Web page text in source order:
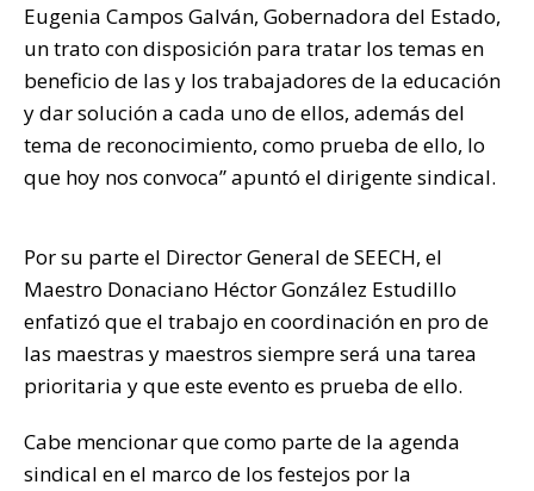
Eugenia Campos Galván, Gobernadora del Estado,
un trato con disposición para tratar los temas en
beneficio de las y los trabajadores de la educación
y dar solución a cada uno de ellos, además del
tema de reconocimiento, como prueba de ello, lo
que hoy nos convoca” apuntó el dirigente sindical.
Por su parte el Director General de SEECH, el
Maestro Donaciano Héctor González Estudillo
enfatizó que el trabajo en coordinación en pro de
las maestras y maestros siempre será una tarea
prioritaria y que este evento es prueba de ello.
Cabe mencionar que como parte de la agenda
sindical en el marco de los festejos por la